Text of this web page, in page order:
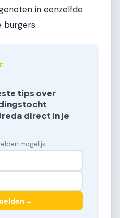
in eenzelfde
burgers.
tips over
direct in je
mogelijk.
→